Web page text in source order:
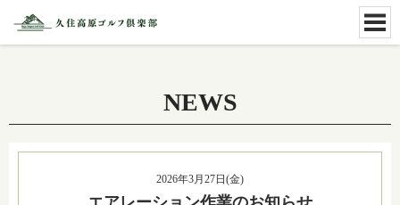
NEWS
2026年3月27日(金)